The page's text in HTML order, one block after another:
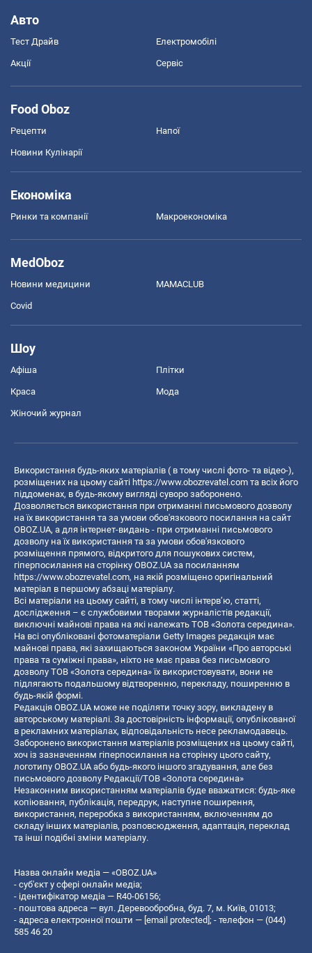
Авто
Тест Драйв Електромобілі
Акції Сервіс
Food Oboz
Рецепти Напої
Новини Кулінарії
Економіка
Ринки та компанії Макроекономіка
MedOboz
Новини медицини MAMACLUB
Covid
Шоу
Афіша Плітки
Краса Мода
Жіночий журнал
Використання будь-яких матеріалів ( в тому числі фото- та відео-),
розміщених на цьому сайті https://www.obozrevatel.com та всіх його
піддоменах, в будь-якому вигляді суворо заборонено.
Дозволяється використання при отриманні письмового дозволу
на їх використання та за умови обов'язкового посилання на сайт
OBOZ.UA, а для інтернет-видань - при отриманні письмового
дозволу на їх використання та за умови обов'язкового
розміщення прямого, відкритого для пошукових систем,
гіперпосилання на сторінку OBOZ.UA за посиланням
https://www.obozrevatel.com, на якій розміщено оригінальний
матеріал в першому абзаці матеріалу.
Всі матеріали на цьому сайті, в тому числі інтерв’ю, статті,
дослідження – є службовими творами журналістів редакції,
виключні майнові права на які належать ТОВ «Золота середина».
На всі опубліковані фотоматеріали Getty Images редакція має
майнові права, які захищаються законом України «Про авторські
права та суміжні права», ніхто не має права без письмового
дозволу ТОВ «Золота середина» їх використовувати, вони не
підлягають подальшому відтворенню, перекладу, поширенню в
будь-якій формі.
Редакція OBOZ.UA може не поділяти точку зору, викладену в
авторському матеріалі. За достовірність інформації, опублікованої
в рекламних матеріалах, відповідальність несе рекламодавець.
Заборонено використання матеріалів розміщених на цьому сайті,
хоч із зазначенням гіперпосилання на сторінку цього сайту,
логотипу OBOZ.UA або будь-якого іншого згадування, але без
письмового дозволу Редакції/ТОВ «Золота середина»
Незаконним використанням матеріалів буде вважатися: будь-яке
копiювання, публiкацiя, передрук, наступне поширення,
використання, переробка з використанням, включенням до
складу інших матеріалів, розповсюдження, адаптація, переклад
та інші подібні зміни матеріалу.
Назва онлайн медіа — «OBOZ.UA»
- суб'єкт у сфері онлайн медіа;
- ідентифікатор медіа — R40-06156;
- поштова адреса — вул. Деревообробна, буд. 7, м. Київ, 01013;
- адреса електронної пошти — [email protected]; - телефон — (044)
585 46 20